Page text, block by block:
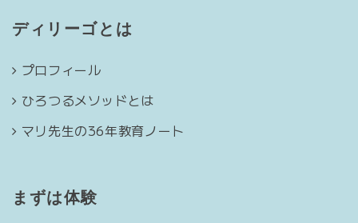
ディリーゴとは
プロフィール
ひろつるメソッドとは
マリ先生の36年教育ノート
まずは体験